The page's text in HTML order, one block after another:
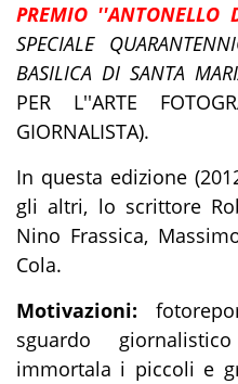
PREMIO ''ANTONELLO
SPECIALE
BASILICA DI SANTA
PER L''ARTE
GIORNALISTA).
In questa edizione
gli altri, lo scrittore
Nino Frassica,
Cola.
Motivazioni:
sguardo
immortala i piccoli e